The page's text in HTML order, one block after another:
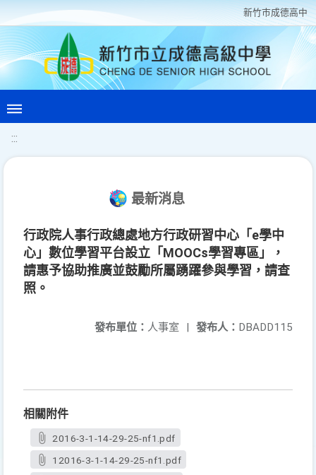
新竹巿成德高中
:::
最新消息
行政院人事行政總處地方行政研習中心「e學中
心」數位學習平台設立「MOOCs學習專區」，
請惠予協助推廣並鼓勵所屬踴躍參與學習，請查
照。
發布人： DBADD115
發布單位： 人事室 |
相關附件
2016-3-1-14-29-25-nf1.pdf
12016-3-1-14-29-25-nf1.pdf